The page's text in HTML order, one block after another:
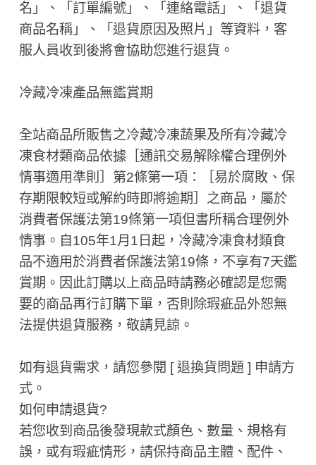
名」、「訂單編號」、「連絡電話」、「退貨
商品名稱」、「退貨原因及照片」等資料，客
服人員收到後將會協助您進行退貨。
冷藏冷凍產品無鑑賞期
全站商品所販售之冷藏冷凍蔬果及所有冷藏冷
凍食材類商品依據［通訊交易解除權合理例外
情事適用準則］第2條第一項：［易於腐敗、保
存期限較短或解約時即將逾期］之商品，屬於
消費者保護法第19條第一項但書所稱合理例外
情事。自105年1月1日起，冷藏冷凍食材類食
品不適用於消費者保護法第19條，不享有7天鑑
賞期。因此訂購以上商品時請務必確認是您需
要的商品再行訂購下單，否則除瑕疵品外恕無
法提供退貨服務，敬請見諒。
如有退貨需求，請您參閱 [ 退換貨問題 ] 申請方
式。
如何申請退貨?
若您收到商品後發現款式顏色、數量、規格有
誤，或有瑕疵情形，請保持商品主體、配件、